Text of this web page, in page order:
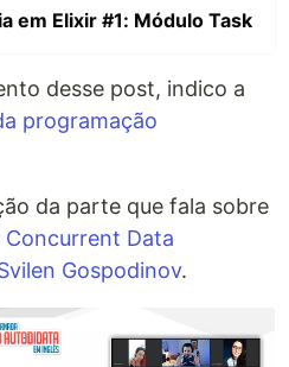
em Elixir #1: Módulo Task
desse post, indico a
programação
da parte que fala sobre
Concurrent Data
Gospodinov.